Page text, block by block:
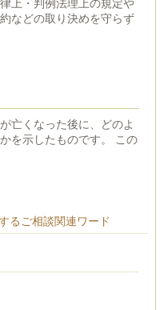
上・判例法理上の規定や
などの取り決めを守らず
亡くなった後に、どのよ
を示したものです。 この
るご相談関連ワード